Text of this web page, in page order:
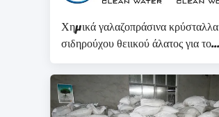
Χημικά γαλαζοπράσινα κρύσταλλα
σιδηρούχου θειικού άλατος για το
σίδηρο που περιέχει τον καταλύτη